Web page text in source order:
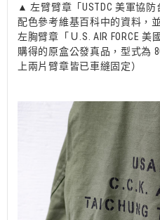
▲ 左臂臂章「USTDC 美軍協
配色參考維基百科中的資料，
左胸臂章「Ｕ.S. AIR FORCE
購得的原盒公發真品，型式為
上兩片臂章皆已車縫固定）